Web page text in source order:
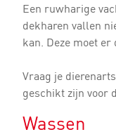
Een ruwharige
dekharen vallen
kan. Deze moet
Vraag je
geschikt zijn voor
Wassen